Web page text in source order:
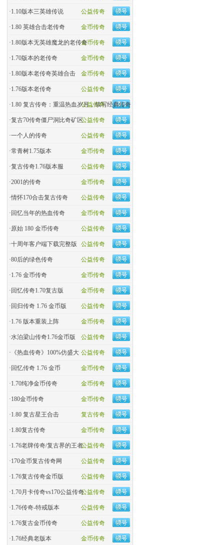
公益传奇
·1.10版本三英雄传说
金币传奇
·1.80 英雄合击老传奇
金币传奇
·1.80版本无英雄魔龙的老传奇
金币传奇
·1.70版本的老传奇
金币传奇
·1.80版本老传奇英雄合击
公益传奇
·1.76版本老传奇
公益传奇
·1.80 复古传奇：重温热血岁月，续写经典传奇
公益传奇
·复古70传奇僵尸洞比奇矿区
公益传奇
·一个人的传奇
金币传奇
·常青树1.75版本
公益传奇
·复古传奇1.76版本服
金币传奇
·2001的传奇
公益传奇
·情怀170合击复古传奇
金币传奇
· 回忆当年的热血传奇
公益传奇
·原始 180 金币传奇
公益传奇
·十周年客户端下载完整版
公益传奇
·80后的绿色传奇
金币传奇
·1.76 金币传奇
金币传奇
· 回忆传奇1.70复古版
公益传奇
· 回归传奇 1.76 金币版
金币传奇
·1.76 版本重装上阵
公益传奇
·水泊梁山传奇1.76金币版
公益传奇
· 《热血传奇》100%仿盛大
金币传奇
· 回忆传奇 1.76 金币
金币传奇
·1.70纯净金币传奇
金币传奇
·180金币传奇
复古传奇
·1.80 复古星王合击
金币传奇
·1.80复古传奇
公益传奇
·1.76老牌传奇/复古界的王者
公益传奇
·170金币复古传奇网
公益传奇
·1.76复古传奇金币版
公益传奇
·1.70月卡传奇vs170公益传奇
公益传奇
·1.76传奇-特戒版本
公益传奇
·1.76复古金币传奇
金币传奇
·1.76经典老版本